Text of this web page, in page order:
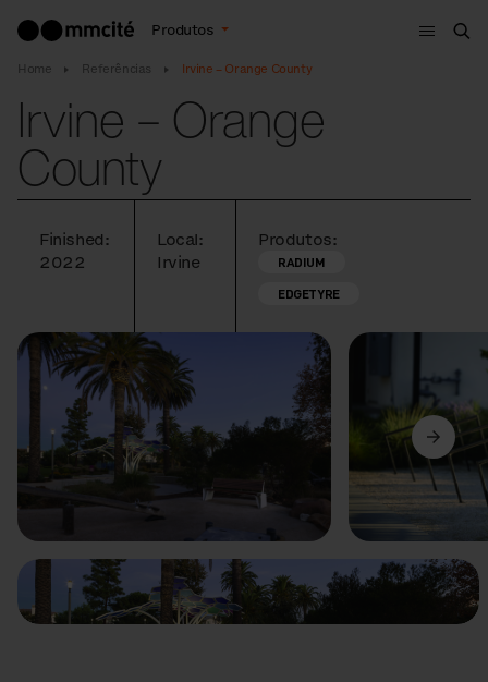
Produtos
Menu
Home Referências Irvine – Orange County
Irvine – Orange
County
Finished:
2022
Local:
Irvine
Produtos:
RADIUM
EDGETYRE
Seguinte